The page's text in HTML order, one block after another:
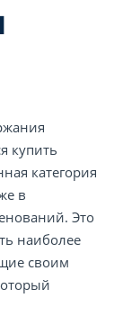
купить
категория
в
Это
наиболее
своим